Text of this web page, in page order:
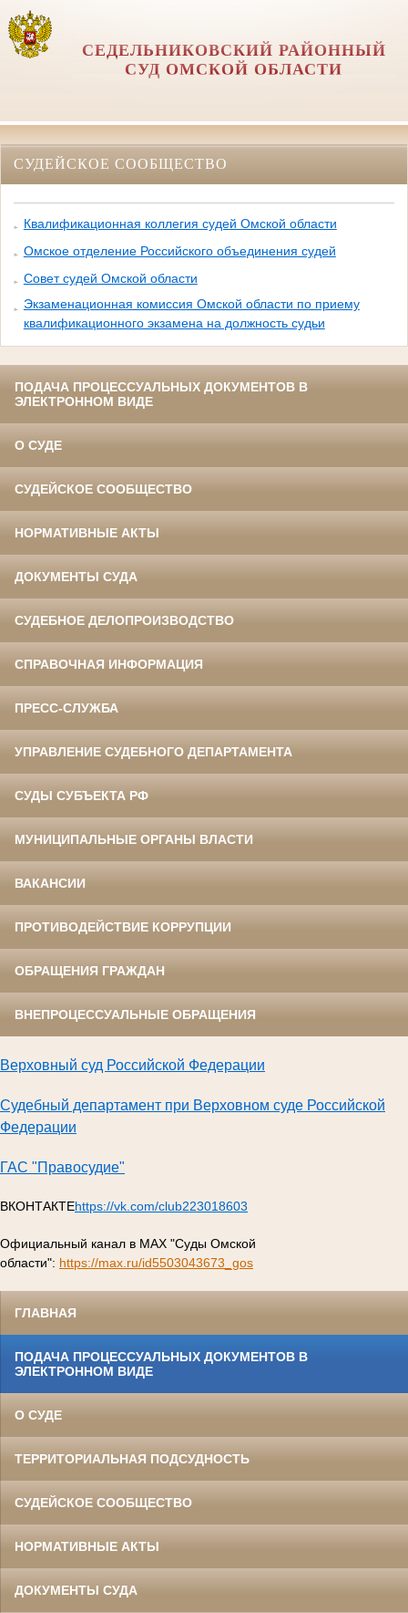
СЕДЕЛЬНИКОВСКИЙ РАЙОННЫЙ
СУД ОМСКОЙ ОБЛАСТИ
СУДЕЙСКОЕ СООБЩЕСТВО
Квалификационная коллегия судей Омской области
Омское отделение Российского объединения судей
Совет судей Омской области
Экзаменационная комиссия Омской области по приему
квалификационного экзамена на должность судьи
ПОДАЧА ПРОЦЕССУАЛЬНЫХ ДОКУМЕНТОВ В
ЭЛЕКТРОННОМ ВИДЕ
О СУДЕ
СУДЕЙСКОЕ СООБЩЕСТВО
НОРМАТИВНЫЕ АКТЫ
ДОКУМЕНТЫ СУДА
СУДЕБНОЕ ДЕЛОПРОИЗВОДСТВО
СПРАВОЧНАЯ ИНФОРМАЦИЯ
ПРЕСС-СЛУЖБА
УПРАВЛЕНИЕ СУДЕБНОГО ДЕПАРТАМЕНТА
СУДЫ СУБЪЕКТА РФ
МУНИЦИПАЛЬНЫЕ ОРГАНЫ ВЛАСТИ
ВАКАНСИИ
ПРОТИВОДЕЙСТВИЕ КОРРУПЦИИ
ОБРАЩЕНИЯ ГРАЖДАН
ВНЕПРОЦЕССУАЛЬНЫЕ ОБРАЩЕНИЯ
Верховный суд Российской Федерации
Судебный департамент при Верховном суде Российской
Федерации
ГАС "Правосудие"
ВКОНТАКТЕhttps://vk.com/club223018603
Официальный канал в МАХ "Суды Омской
области": https://max.ru/id5503043673_gos
ГЛАВНАЯ
ПОДАЧА ПРОЦЕССУАЛЬНЫХ ДОКУМЕНТОВ В
ЭЛЕКТРОННОМ ВИДЕ
О СУДЕ
ТЕРРИТОРИАЛЬНАЯ ПОДСУДНОСТЬ
СУДЕЙСКОЕ СООБЩЕСТВО
НОРМАТИВНЫЕ АКТЫ
ДОКУМЕНТЫ СУДА